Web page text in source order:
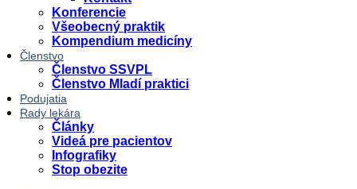
Konferencie
Všeobecný praktik
Kompendium medicíny
Členstvo
Členstvo SSVPL
Členstvo Mladí praktici
Podujatia
Rady lekára
Články
Videá pre pacientov
Infografiky
Stop obezite